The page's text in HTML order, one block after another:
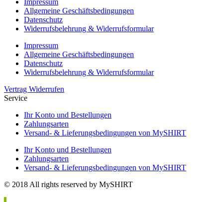
Allgemeine Geschäftsbedingungen
Datenschutz
Widerrufsbelehrung & Widerrufsformular
Impressum
Allgemeine Geschäftsbedingungen
Datenschutz
Widerrufsbelehrung & Widerrufsformular
Vertrag Widerrufen
Service
Ihr Konto und Bestellungen
Zahlungsarten
Versand- & Lieferungsbedingungen von MySHIRT
Ihr Konto und Bestellungen
Zahlungsarten
Versand- & Lieferungsbedingungen von MySHIRT
© 2018 All rights reserved by MySHIRT